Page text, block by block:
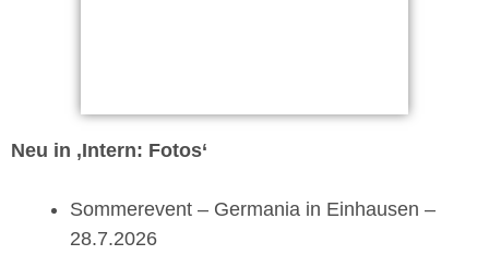
Neu in ‚Intern: Fotos‘
Sommerevent – Germania in Einhausen –
28.7.2026